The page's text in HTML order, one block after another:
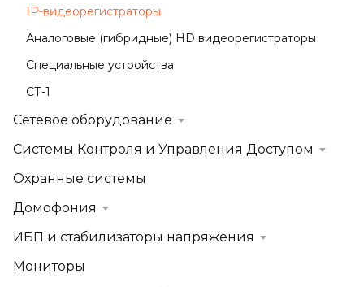
IP-видеорегистраторы
Аналоговые (гибридные) HD видеорегистраторы
Специальные устройства
СТ-1
Сетевое оборудование
Системы Контроля и Управления Доступом
Охранные системы
Домофония
ИБП и стабилизаторы напряжения
Мониторы